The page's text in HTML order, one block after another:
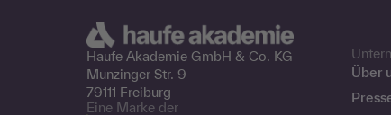
Haufe Akademie GmbH & Co. KG
Munzinger Str. 9
79111 Freiburg
Eine Marke der
Über